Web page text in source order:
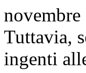
novembre
Tuttavia,
ingenti